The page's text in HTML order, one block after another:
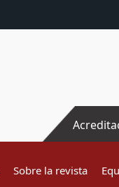
Sobre la revista